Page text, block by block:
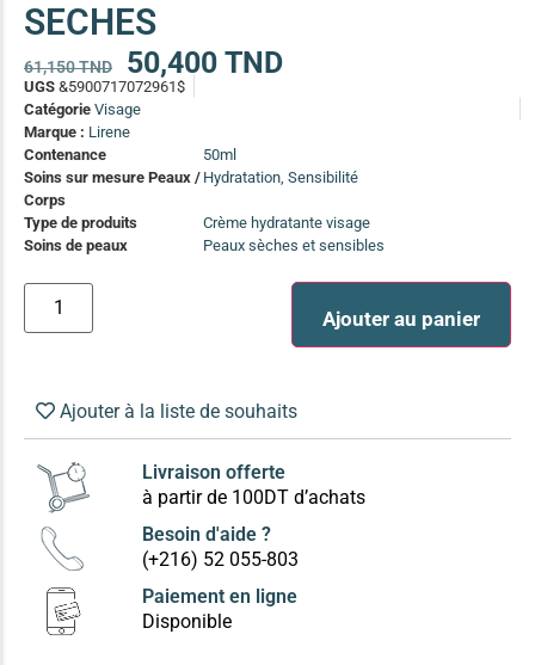
(13)
Soin anti-pelliculaire(12)
Soin pointes cassantes et fourchues
Soins Solaires Ciblés
Pour chaque type de peau, une solution
Soins ciblé bébé (0-5 ans)(4)
Soins ciblé enfants / adolescent (5-18 ans)(3)
Soins ciblés famille
SECHES
61,150TND 50,400 TND
UGS &5900717072961$
Catégorie Visage
Marque : Lirene
Contenance
50ml
Soins sur mesure Peaux /
Corps
Hydratation, Sensibilité
Type de produits
Crème hydratante visage
Soins de peaux
Peaux sèches et sensibles
Ajouter au panier
Ajouter à la liste de souhaits
Livraison offerte
à partir de 100DT d’achats
Besoin d'aide ?
(+216) 52 055-803
Paiement en ligne
Disponible